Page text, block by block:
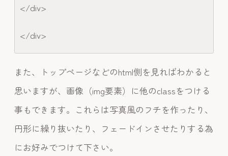
</div>
</div>
また、トップページなどのhtml側を見ればわかると
思いますが、画像（img要素）に他のclassをつける
事もできます。これらは写真風のフチを作ったり、
円形に繰り抜いたり、フェードインさせたりする為
にお好みでつけて下さい。